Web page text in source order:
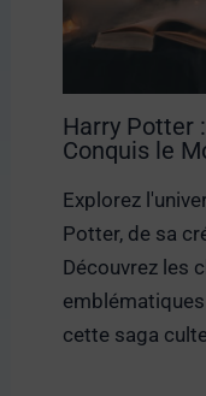
Harry Potter
Conquis le
Explorez
Potter, de sa
Découvrez les
cette saga